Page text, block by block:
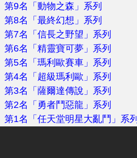
第9名「動物之森」系列
第8名「最終幻想」系列
第7名「信長之野望」系列
第6名「精靈寶可夢」系列
第5名「瑪利歐賽車」系列
第4名「超級瑪利歐」系列
第3名「薩爾達傳說」系列
第2名「勇者鬥惡龍」系列
第1名「任天堂明星大亂鬥」系列